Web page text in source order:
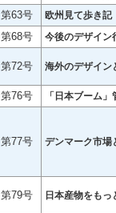
第63号
欧州見て歩き記
第68号
今後のデザイン
第72号 海外のデザイン
第76号 「日本ブーム」
第77号 デンマーク市場
第79号 日本産物をも